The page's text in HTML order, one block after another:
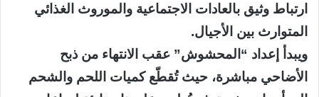
ارتباط وثيق بالعادات الاجتماعية والموروث الغذائي
المتوارث بين الأجيال.
ويبدأ إعداد “المحشوش” عقب الانتهاء من ذبح
الأضاحي مباشرة، حيث تُقطّع كميات اللحم والشحم